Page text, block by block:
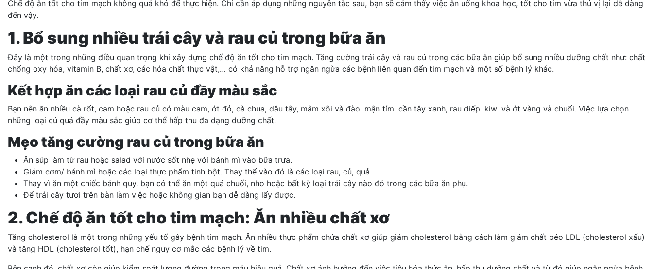
Chế độ ăn tốt cho tim mạch không quá khó để thực hiện. Chỉ cần áp dụng những nguyên tắc sau, bạn sẽ cảm thấy việc ăn uống khoa học, tốt cho tim vừa thú vị lại dễ dàng
đến vậy.
1. Bổ sung nhiều trái cây và rau củ trong bữa ăn
Đây là một trong những điều quan trọng khi xây dựng chế độ ăn tốt cho tim mạch. Tăng cường trái cây và rau củ trong các bữa ăn giúp bổ sung nhiều dưỡng chất như: chất
chống oxy hóa, vitamin B, chất xơ, các hóa chất thực vật,… có khả năng hỗ trợ ngăn ngừa các bệnh liên quan đến tim mạch và một số bệnh lý khác.
Kết hợp ăn các loại rau củ đầy màu sắc
Bạn nên ăn nhiều cà rốt, cam hoặc rau củ có màu cam, ớt đỏ, cà chua, dâu tây, mâm xôi và đào, mận tím, cần tây xanh, rau diếp, kiwi và ớt vàng và chuối. Việc lựa chọn
những loại củ quả đầy màu sắc giúp cơ thể hấp thu đa dạng dưỡng chất.
Mẹo tăng cường rau củ trong bữa ăn
Ăn súp làm từ rau hoặc salad với nước sốt nhẹ với bánh mì vào bữa trưa.
Giảm cơm/ bánh mì hoặc các loại thực phẩm tinh bột. Thay thế vào đó là các loại rau, củ, quả.
Thay vì ăn một chiếc bánh quy, bạn có thể ăn một quả chuối, nho hoặc bất kỳ loại trái cây nào đó trong các bữa ăn phụ.
Để trái cây tươi trên bàn làm việc hoặc không gian bạn dễ dàng lấy được.
2. Chế độ ăn tốt cho tim mạch: Ăn nhiều chất xơ
Tăng cholesterol là một trong những yếu tố gây bệnh tim mạch. Ăn nhiều thực phẩm chứa chất xơ giúp giảm cholesterol bằng cách làm giảm chất béo LDL (cholesterol xấu)
và tăng HDL (cholesterol tốt), hạn chế nguy cơ mắc các bệnh lý về tim.